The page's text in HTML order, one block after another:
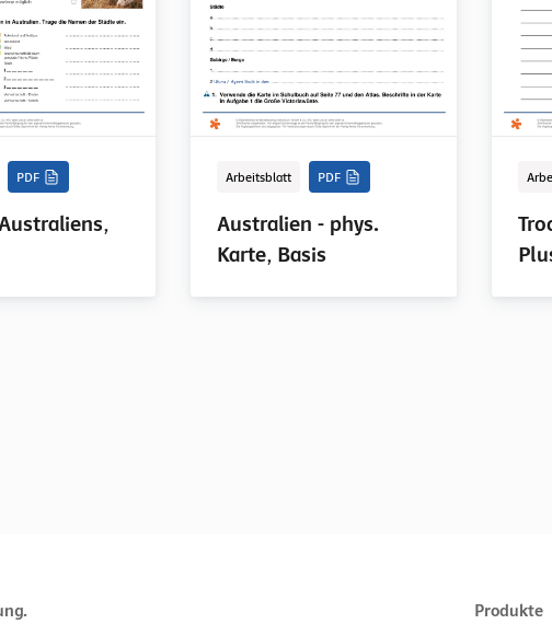
PDF Arbeitsblatt PDF
Australien - phys.
Karte, Basis
Produkte